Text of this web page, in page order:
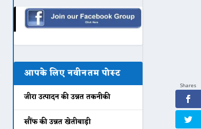
आपके लिए नवीनतम पोस्ट
जीरा उत्पादन की उन्नत तकनीकी
सौंफ की उन्नत खेतीबाड़ी
Shares